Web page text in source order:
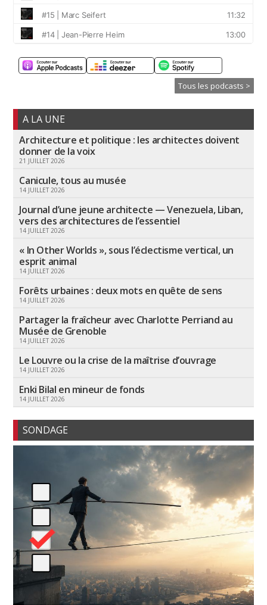
Tous les podcasts >
A LA UNE
Architecture et politique : les architectes doivent
donner de la voix
21 JUILLET 2026
Canicule, tous au musée
14 JUILLET 2026
Journal d’une jeune architecte — Venezuela, Liban,
vers des architectures de l’essentiel
14 JUILLET 2026
« In Other Worlds », sous l’éclectisme vertical, un
esprit animal
14 JUILLET 2026
Forêts urbaines : deux mots en quête de sens
14 JUILLET 2026
Partager la fraîcheur avec Charlotte Perriand au
Musée de Grenoble
14 JUILLET 2026
Le Louvre ou la crise de la maîtrise d’ouvrage
14 JUILLET 2026
Enki Bilal en mineur de fonds
14 JUILLET 2026
SONDAGE